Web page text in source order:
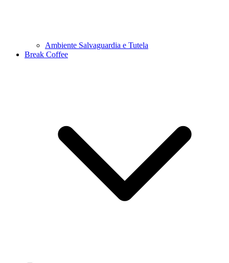
Ambiente Salvaguardia e Tutela
Break Coffee